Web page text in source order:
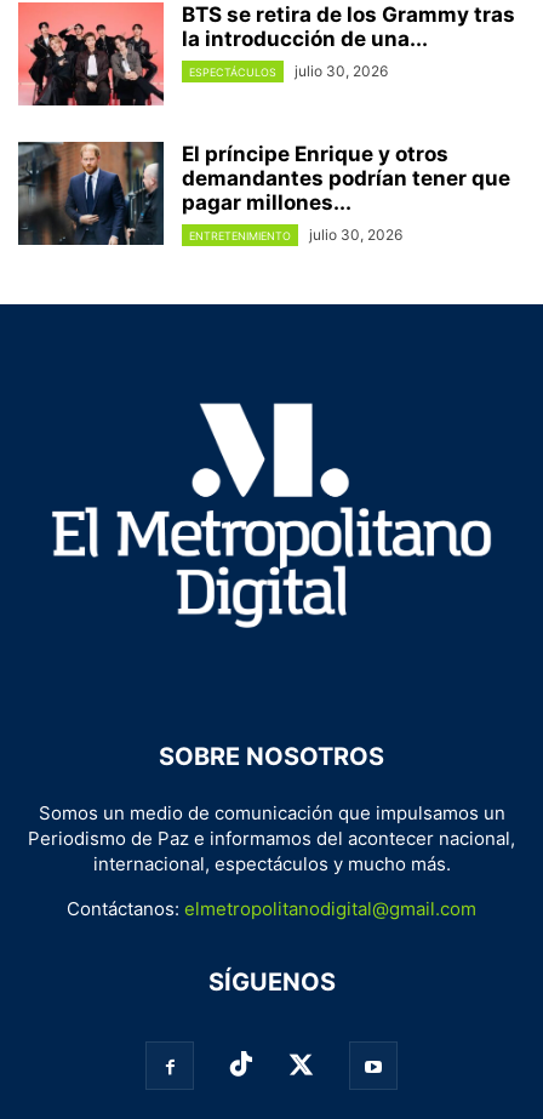
BTS se retira de los Grammy tras
la introducción de una...
ESPECTÁCULOS julio 30, 2026
El príncipe Enrique y otros
demandantes podrían tener que
pagar millones...
ENTRETENIMIENTO julio 30, 2026
SOBRE NOSOTROS
Somos un medio de comunicación que impulsamos un
Periodismo de Paz e informamos del acontecer nacional,
internacional, espectáculos y mucho más.
Contáctanos: elmetropolitanodigital@gmail.com
SÍGUENOS